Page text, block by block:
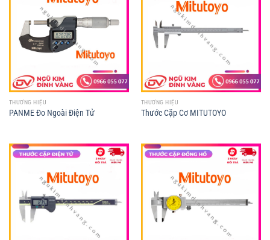
THƯƠNG HIỆU
PANME Đo Ngoài Điện Tử
THƯƠNG HIỆU
Thước Cặp Cơ MITUTOYO